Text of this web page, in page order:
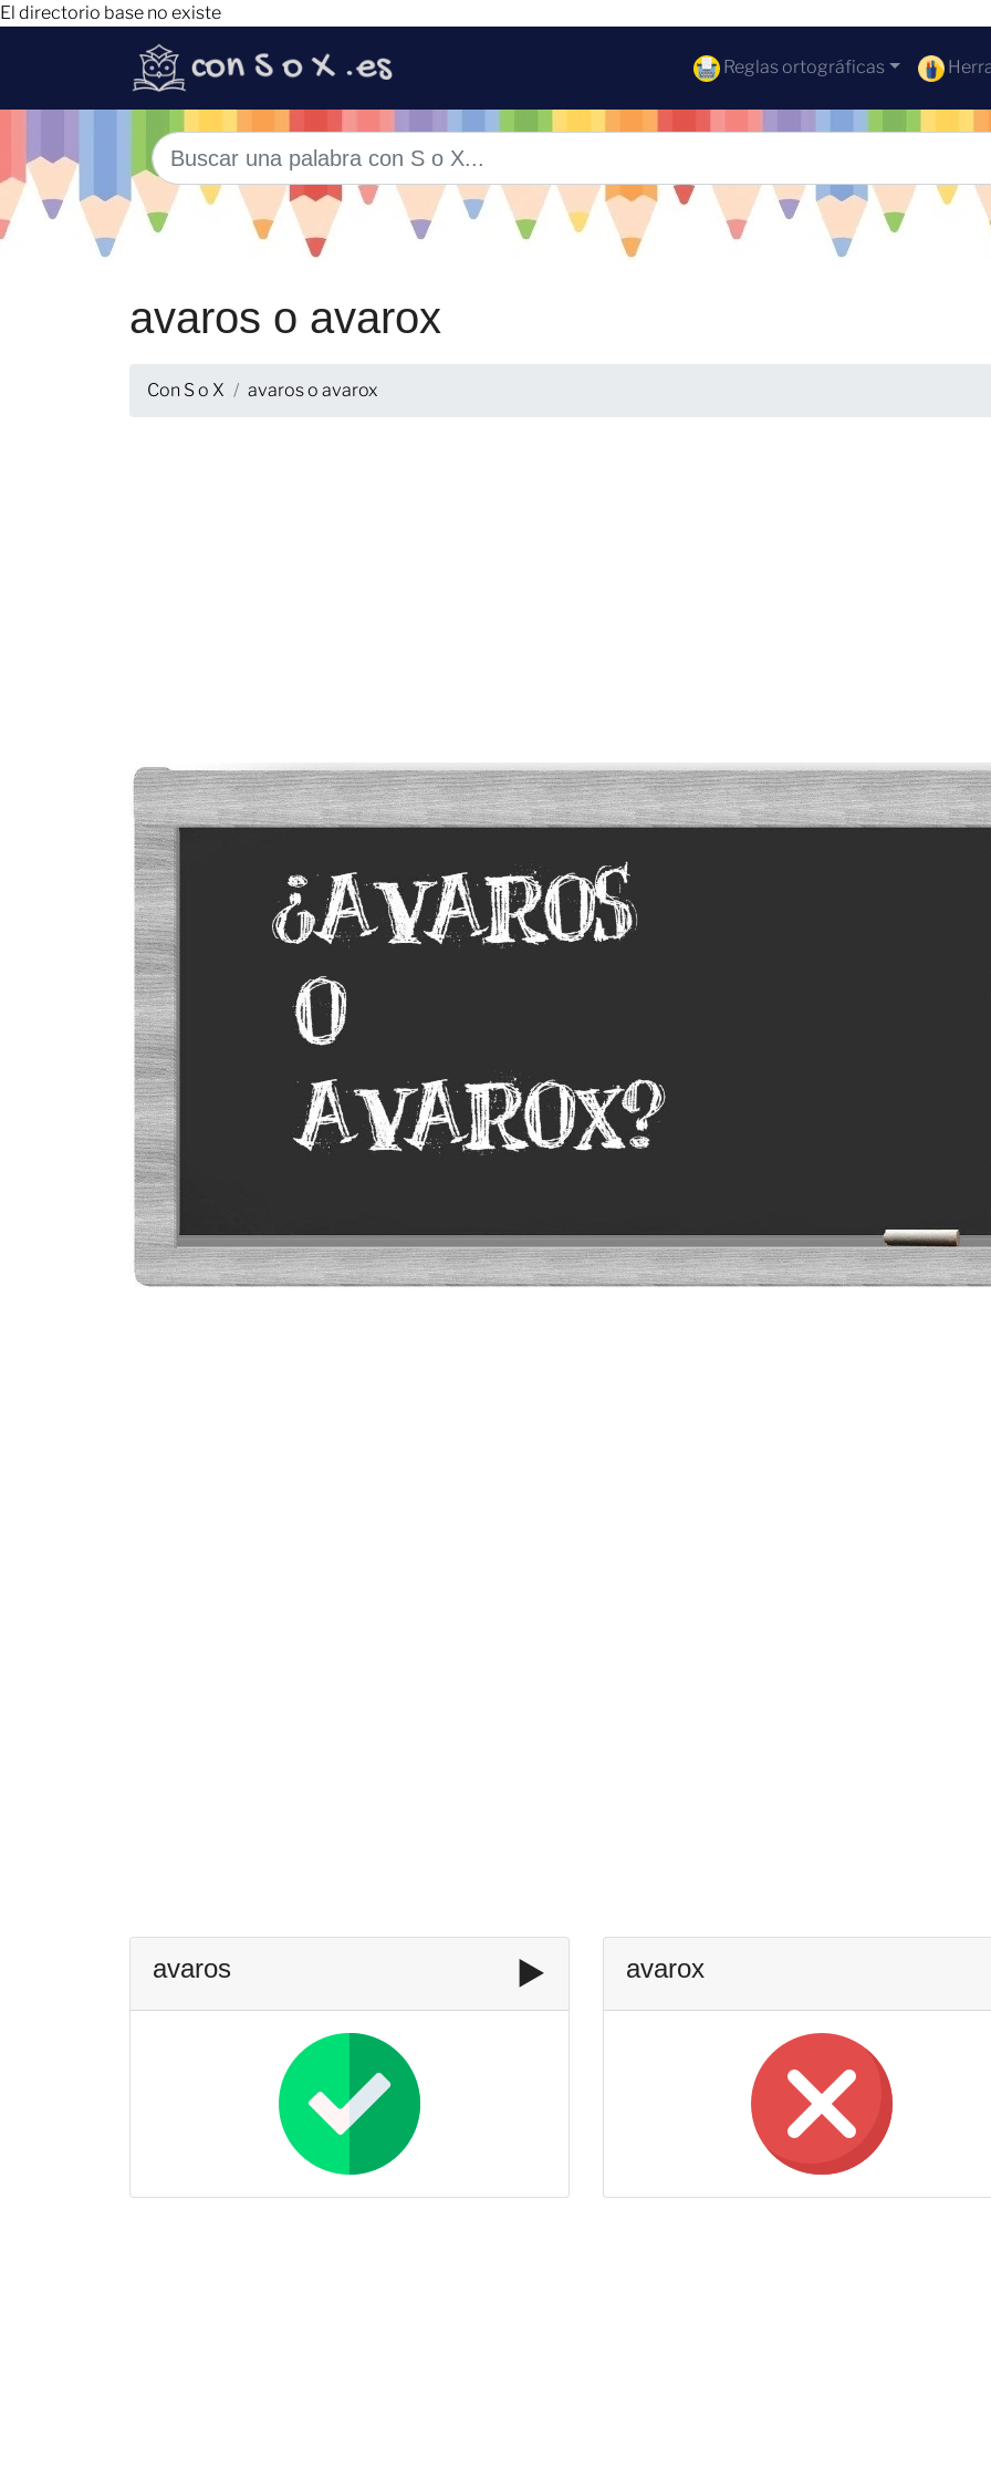
El directorio base no existe
Reglas ortográficas
avaros o avarox
Con S o X avaros o avarox
avaros ▶️ avarox